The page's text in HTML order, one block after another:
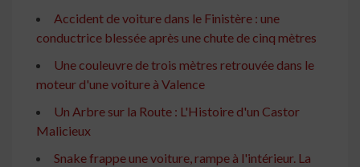
Accident de voiture dans le Finistère : une
conductrice blessée après une chute de cinq mètres
Une couleuvre de trois mètres retrouvée dans le
moteur d'une voiture à Valence
Un Arbre sur la Route : L'Histoire d'un Castor
Malicieux
Snake frappe une voiture, rampe à l'intérieur. La